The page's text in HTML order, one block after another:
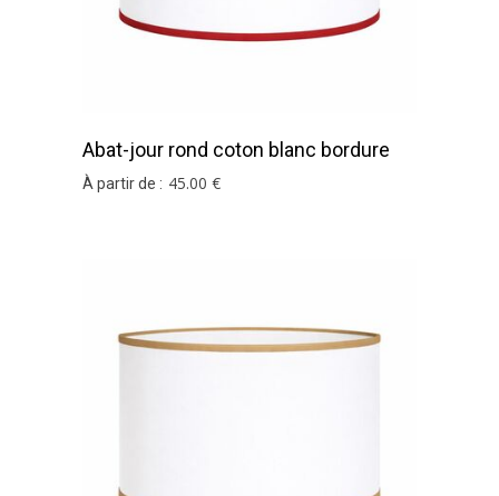
Abat-jour rond coton blanc bordure
rouge
À partir de : 45.00 €